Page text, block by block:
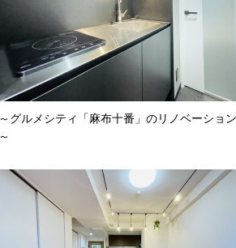
～グルメシティ「麻布十番」のリノベーショ
～